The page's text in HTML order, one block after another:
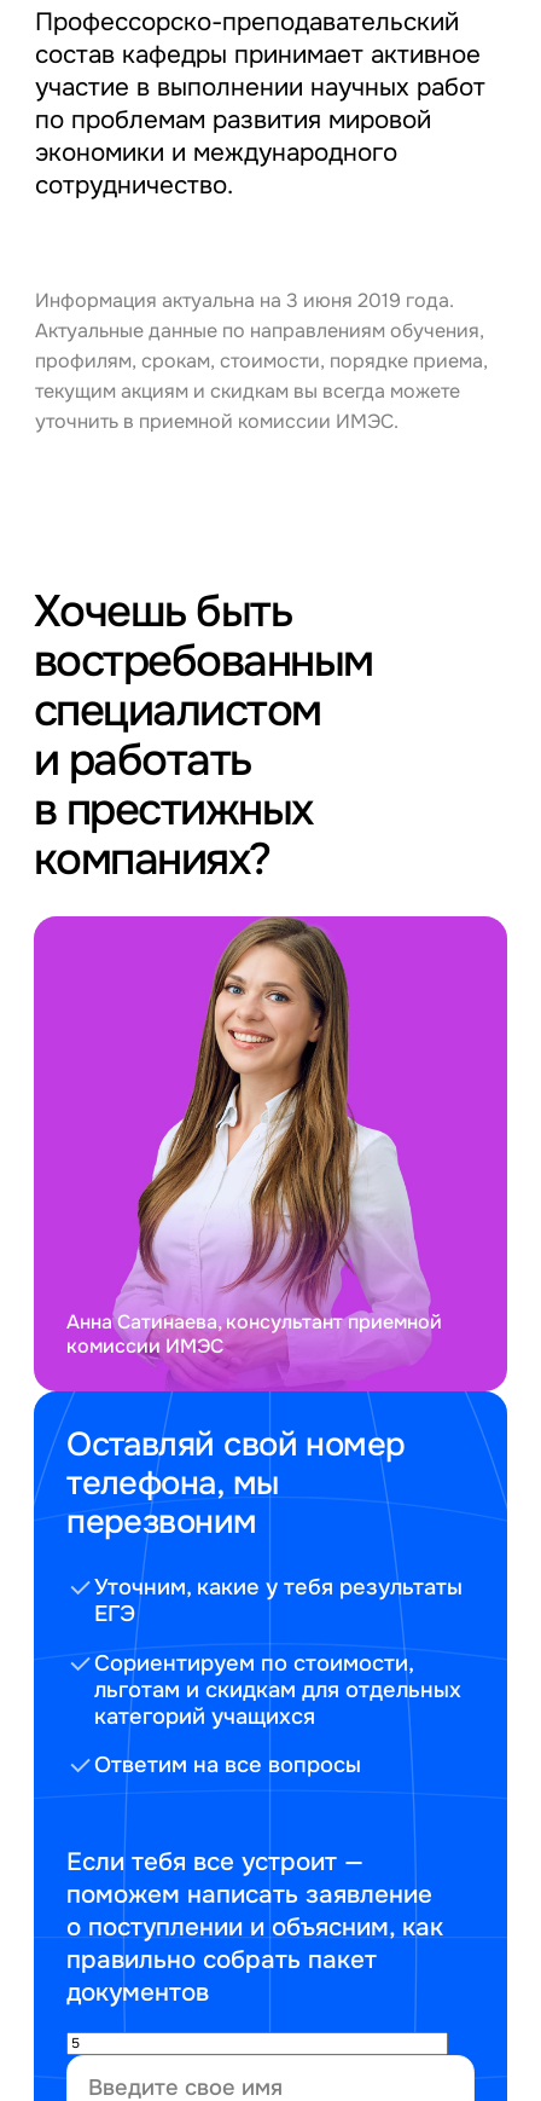
Профессорско-преподавательский
состав кафедры принимает активное
участие в выполнении научных работ
по проблемам развития мировой
экономики и международного
сотрудничество.
Информация актуальна на 3 июня 2019 года.
Актуальные данные по направлениям обучения,
профилям, срокам, стоимости, порядке приема,
текущим акциям и скидкам вы всегда можете
уточнить в приемной комиссии ИМЭС.
Хочешь быть
востребованным
специалистом
и работать
в престижных
компаниях?
Оставляй свой номер
телефона, мы
перезвоним
Уточним, какие у тебя результаты
ЕГЭ
Сориентируем по стоимости,
льготам и скидкам для отдельных
категорий учащихся
Ответим на все вопросы
Если тебя все устроит —
поможем написать заявление
о поступлении и объясним, как
правильно собрать пакет
документов
Анна Сатинаева, консультант приемной
комиссии ИМЭС